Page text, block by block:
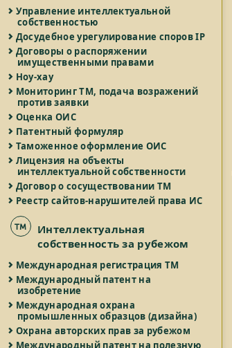
Управление интеллектуальной
собственностью
Досудебное урегулирование споров IP
Договоры о распоряжении
имущественными правами
Ноу-хау
Мониторинг ТМ, подача возражений
против заявки
Оценка ОИС
Патентный формуляр
Таможенное оформление ОИС
Лицензия на объекты
интеллектуальной собственности
Договор о сосуществовании ТМ
Реестр сайтов-нарушителей права ИС
Интеллектуальная
собственность за рубежом
Международная регистрация ТМ
Международный патент на
изобретение
Международная охрана
промышленных образцов (дизайна)
Охрана авторских прав за рубежом
Международный патент на полезную